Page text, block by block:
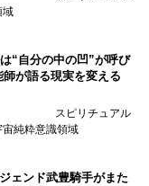
域
“自分の中の凹”が呼び
が語る現実を変える
スピリチュアル
宙純粋意識領域
ェンド武豊騎手がまた